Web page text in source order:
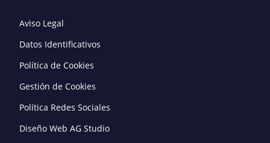
Aviso Legal
Datos Identificativos
Política de Cookies
Gestión de Cookies
Política Redes Sociales
Diseño Web AG Studio